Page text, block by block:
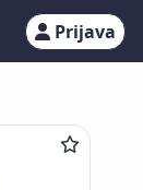
Prijava